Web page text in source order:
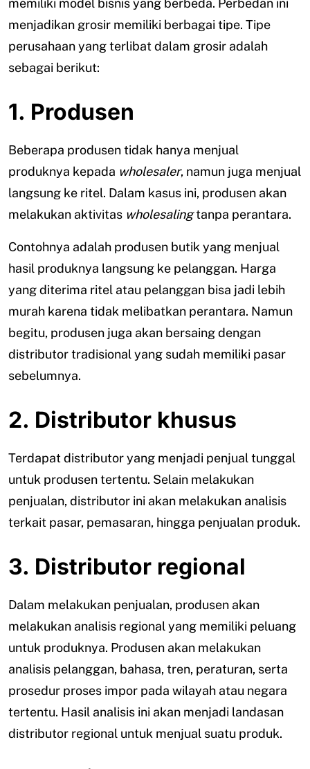
memiliki model bisnis yang berbeda. Perbedan ini
menjadikan grosir memiliki berbagai tipe. Tipe
perusahaan yang terlibat dalam grosir adalah
sebagai berikut:
1. Produsen
Beberapa produsen tidak hanya menjual
produknya kepada wholesaler, namun juga menjual
langsung ke ritel. Dalam kasus ini, produsen akan
melakukan aktivitas wholesalingtanpa perantara.
Contohnya adalah produsen butik yang menjual
hasil produknya langsung ke pelanggan. Harga
yang diterima ritel atau pelanggan bisa jadi lebih
murah karena tidak melibatkan perantara. Namun
begitu, produsen juga akan bersaing dengan
distributor tradisional yang sudah memiliki pasar
sebelumnya.
2. Distributor khusus
Terdapat distributor yang menjadi penjual tunggal
untuk produsen tertentu. Selain melakukan
penjualan, distributor ini akan melakukan analisis
terkait pasar, pemasaran, hingga penjualan produk.
3. Distributor regional
Dalam melakukan penjualan, produsen akan
melakukan analisis regional yang memiliki peluang
untuk produknya. Produsen akan melakukan
analisis pelanggan, bahasa, tren, peraturan, serta
prosedur proses impor pada wilayah atau negara
tertentu. Hasil analisis ini akan menjadi landasan
distributor regional untuk menjual suatu produk.